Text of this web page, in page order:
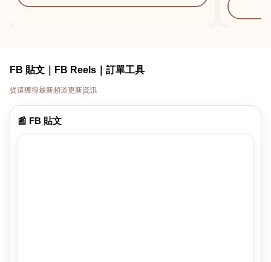
FB 貼文｜FB Reels｜訂單工具
從這獲得最新頻道更新資訊
📰 FB 貼文